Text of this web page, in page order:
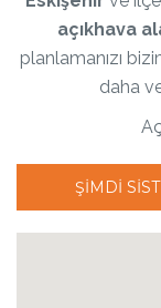
açıkhava
planlamanızı
daha
ŞIMDI